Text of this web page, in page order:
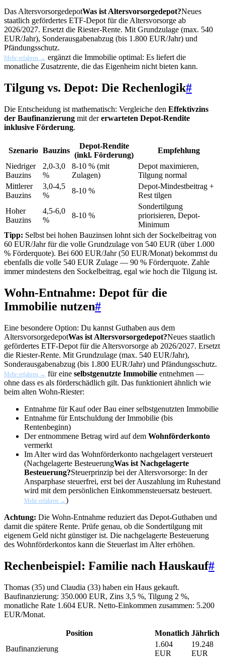
Das AltersvorsorgedepotWas ist Altersvorsorgedepot?Neues
staatlich gefördertes ETF-Depot für die Altersvorsorge ab
2026/2027. Ersetzt die Riester-Rente. Mit Grundzulage (max. 540
EUR/Jahr), Sonderausgabenabzug (bis 1.800 EUR/Jahr) und
Pfändungsschutz.
Mehr erfahren → ergänzt die Immobilie optimal: Es liefert die
monatliche Zusatzrente, die das Eigenheim nicht bieten kann.
Tilgung vs. Depot: Die Rechenlogik#
Die Entscheidung ist mathematisch: Vergleiche den Effektivzins
der Baufinanzierung mit dererwarteten Depot-Rendite
inklusive Förderung.
Szenario Bauzins
Depot-Rendite
(inkl. Förderung)
Empfehlung
Niedriger
Bauzins
2,0-3,0
%
8-10 % (mit
Zulagen)
Depot maximieren,
Tilgung normal
Mittlerer
Bauzins
3,0-4,5
%
8-10 %
Depot-Mindestbeitrag +
Rest tilgen
Hoher
Bauzins
4,5-6,0
%
8-10 %
Sondertilgung
priorisieren, Depot-
Minimum
Tipp: Selbst bei hohen Bauzinsen lohnt sich der Sockelbeitrag von
60 EUR/Jahr für die volle Grundzulage von 540 EUR (über 1.000
% Förderquote). Bei 600 EUR/Jahr (50 EUR/Monat) bekommst du
ebenfalls die volle 540 EUR Zulage — 90 % Förderquote. Zahle
immer mindestens den Sockelbeitrag, egal wie hoch die Tilgung ist.
Wohn-Entnahme: Depot für die
Immobilie nutzen#
Eine besondere Option: Du kannst Guthaben aus dem
AltersvorsorgedepotWas ist Altersvorsorgedepot?Neues staatlich
gefördertes ETF-Depot für die Altersvorsorge ab 2026/2027. Ersetzt
die Riester-Rente. Mit Grundzulage (max. 540 EUR/Jahr),
Sonderausgabenabzug (bis 1.800 EUR/Jahr) und Pfändungsschutz.
Mehr erfahren → für eine selbstgenutzte Immobilie entnehmen —
ohne dass es als förderschädlich gilt. Das funktioniert ähnlich wie
beim alten Wohn-Riester:
Entnahme für Kauf oder Bau einer selbstgenutzten Immobilie
Entnahme für Entschuldung der Immobilie (bis
Rentenbeginn)
Der entnommene Betrag wird auf dem Wohnförderkonto
vermerkt
Im Alter wird das Wohnförderkonto nachgelagert versteuert
(Nachgelagerte BesteuerungWas ist Nachgelagerte
Besteuerung?Steuerprinzip bei der Altersvorsorge: In der
Ansparphase steuerfrei, erst bei der Auszahlung im Ruhestand
wird mit dem persönlichen Einkommensteuersatz besteuert.
Mehr erfahren →)
Achtung: Die Wohn-Entnahme reduziert das Depot-Guthaben und
damit die spätere Rente. Prüfe genau, ob die Sondertilgung mit
eigenem Geld nicht günstiger ist. Die nachgelagerte Besteuerung
des Wohnförderkontos kann die Steuerlast im Alter erhöhen.
Rechenbeispiel: Familie nach Hauskauf#
Thomas (35) und Claudia (33) haben ein Haus gekauft.
Baufinanzierung: 350.000 EUR, Zins 3,5 %, Tilgung 2 %,
monatliche Rate 1.604 EUR. Netto-Einkommen zusammen: 5.200
EUR/Monat.
Position Monatlich Jährlich
Baufinanzierung
1.604
EUR
19.248
EUR